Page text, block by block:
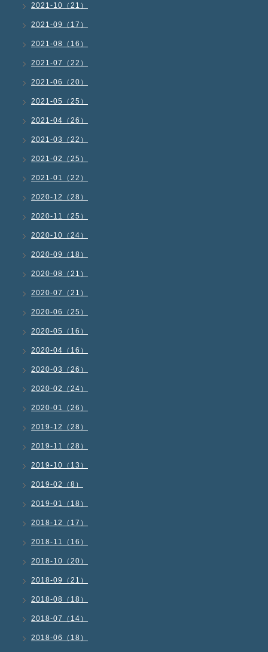
2021-10（21）
2021-09（17）
2021-08（16）
2021-07（22）
2021-06（20）
2021-05（25）
2021-04（26）
2021-03（22）
2021-02（25）
2021-01（22）
2020-12（28）
2020-11（25）
2020-10（24）
2020-09（18）
2020-08（21）
2020-07（21）
2020-06（25）
2020-05（16）
2020-04（16）
2020-03（26）
2020-02（24）
2020-01（26）
2019-12（28）
2019-11（28）
2019-10（13）
2019-02（8）
2019-01（18）
2018-12（17）
2018-11（16）
2018-10（20）
2018-09（21）
2018-08（18）
2018-07（14）
2018-06（18）